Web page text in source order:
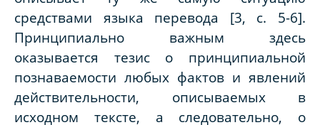
средствами языка перевода [3, с. 5-6].
Принципиально важным здесь
оказывается тезис о принципиальной
познаваемости любых фактов и явлений
действительности, описываемых в
исходном тексте, а следовательно, о